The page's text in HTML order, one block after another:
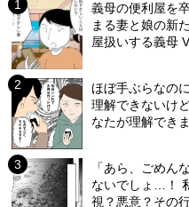
義母の便利屋を
まる妻と娘の新
屋扱いする義母
ほぼ手ぶらなの
理解できないけ
なたが理解でき
「あら、ごめん
ないでしょ…！
視？悪意？その